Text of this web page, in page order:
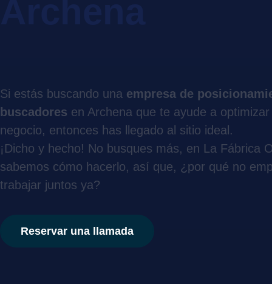
Si estás buscando una empresa de
buscadores en Archena que te ayude a
negocio, entonces has llegado al sitio ideal.
¡Dicho y hecho! No busques más, en La Fábrica
sabemos cómo hacerlo, así que, ¿por qué no
trabajar juntos ya?
Reservar una llamada